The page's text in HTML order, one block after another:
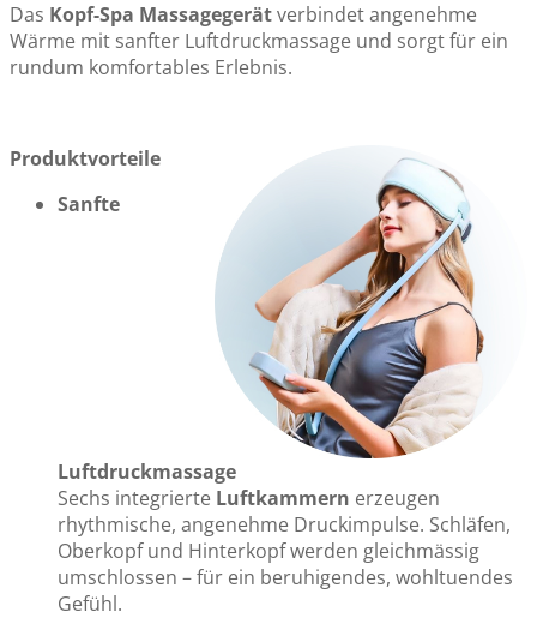
Das Kopf-Spa Massagegerätverbindet angenehme
Wärme mit sanfter Luftdruckmassage und sorgt für ein
rundum komfortables Erlebnis.
Produktvorteile
Sanfte
Luftdruckmassage
Sechs integrierte Luftkammern erzeugen
rhythmische, angenehme Druckimpulse. Schläfen,
Oberkopf und Hinterkopf werden gleichmässig
umschlossen – für ein beruhigendes, wohltuendes
Gefühl.